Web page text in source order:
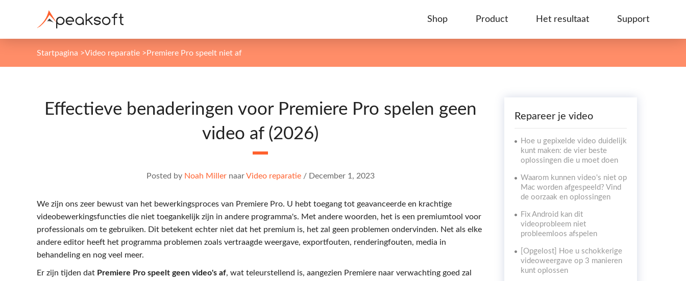
Shop Product Het resultaat Support
Startpagina >Video reparatie >Premiere Pro speelt niet af
Effectieve benaderingen voor Premiere Pro spelen geen
video af (2026)
Posted by Noah MillernaarVideo reparatie/ December 1, 2023
We zijn ons zeer bewust van het bewerkingsproces van Premiere Pro. U hebt toegang tot geavanceerde en krachtige
videobewerkingsfuncties die niet toegankelijk zijn in andere programma's. Met andere woorden, het is een premiumtool voor
professionals om te gebruiken. Dit betekent echter niet dat het premium is, het zal geen problemen ondervinden. Net als elke
andere editor heeft het programma problemen zoals vertraagde weergave, exportfouten, renderingfouten, media in
behandeling en nog veel meer.
Er zijn tijden dat Premiere Pro speelt geen video's af, wat teleurstellend is, aangezien Premiere naar verwachting goed zal
Repareer je video
Hoe u gepixelde video duidelijk
kunt maken: de vier beste
oplossingen die u moet doen
Waarom kunnen video's niet op
Mac worden afgespeeld? Vind
de oorzaak en oplossingen
Fix Android kan dit
videoprobleem niet
probleemloos afspelen
[Opgelost] Hoe u schokkerige
videoweergave op 3 manieren
kunt oplossen